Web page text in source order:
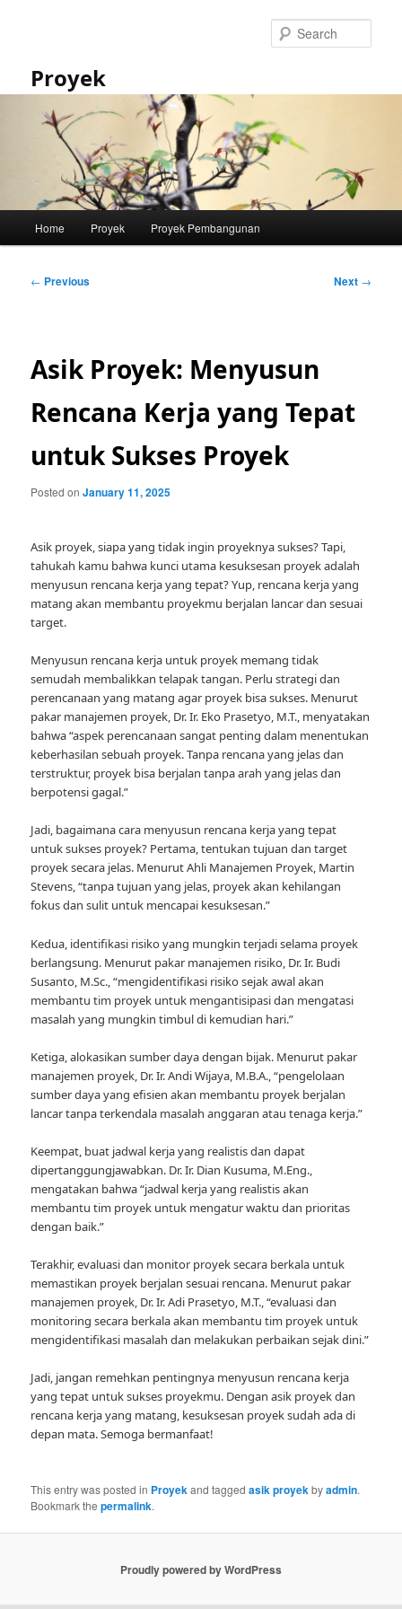
Proyek
Home Proyek Proyek Pembangunan
Post
← Previous Next →
Asik Proyek: Menyusun
Rencana Kerja yang Tepat
untuk Sukses Proyek
Posted onJanuary 11, 2025
Asik proyek, siapa yang tidak ingin proyeknya sukses? Tapi,
tahukah kamu bahwa kunci utama kesuksesan proyek adalah
menyusun rencana kerja yang tepat? Yup, rencana kerja yang
matang akan membantu proyekmu berjalan lancar dan sesuai
target.
Menyusun rencana kerja untuk proyek memang tidak
semudah membalikkan telapak tangan. Perlu strategi dan
perencanaan yang matang agar proyek bisa sukses. Menurut
pakar manajemen proyek, Dr. Ir. Eko Prasetyo, M.T., menyatakan
bahwa “aspek perencanaan sangat penting dalam menentukan
keberhasilan sebuah proyek. Tanpa rencana yang jelas dan
terstruktur, proyek bisa berjalan tanpa arah yang jelas dan
berpotensi gagal.”
Jadi, bagaimana cara menyusun rencana kerja yang tepat
untuk sukses proyek? Pertama, tentukan tujuan dan target
proyek secara jelas. Menurut Ahli Manajemen Proyek, Martin
Stevens, “tanpa tujuan yang jelas, proyek akan kehilangan
fokus dan sulit untuk mencapai kesuksesan.”
Kedua, identifikasi risiko yang mungkin terjadi selama proyek
berlangsung. Menurut pakar manajemen risiko, Dr. Ir. Budi
Susanto, M.Sc., “mengidentifikasi risiko sejak awal akan
membantu tim proyek untuk mengantisipasi dan mengatasi
masalah yang mungkin timbul di kemudian hari.”
Ketiga, alokasikan sumber daya dengan bijak. Menurut pakar
manajemen proyek, Dr. Ir. Andi Wijaya, M.B.A., “pengelolaan
sumber daya yang efisien akan membantu proyek berjalan
lancar tanpa terkendala masalah anggaran atau tenaga kerja.”
Keempat, buat jadwal kerja yang realistis dan dapat
dipertanggungjawabkan. Dr. Ir. Dian Kusuma, M.Eng.,
mengatakan bahwa “jadwal kerja yang realistis akan
membantu tim proyek untuk mengatur waktu dan prioritas
dengan baik.”
Terakhir, evaluasi dan monitor proyek secara berkala untuk
memastikan proyek berjalan sesuai rencana. Menurut pakar
manajemen proyek, Dr. Ir. Adi Prasetyo, M.T., “evaluasi dan
monitoring secara berkala akan membantu tim proyek untuk
mengidentifikasi masalah dan melakukan perbaikan sejak dini.”
Jadi, jangan remehkan pentingnya menyusun rencana kerja
yang tepat untuk sukses proyekmu. Dengan asik proyek dan
rencana kerja yang matang, kesuksesan proyek sudah ada di
depan mata. Semoga bermanfaat!
This entry was posted in Proyekand taggedasik proyekbyadmin.
Bookmark thepermalink.
Proudly powered by WordPress